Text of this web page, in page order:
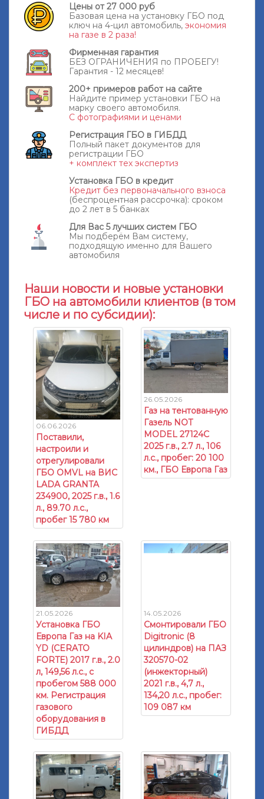
Цены от 27 000 руб
Базовая цена на установку ГБО под
ключ на 4-цил автомобиль, экономия
на газе в 2 раза!
Фирменная гарантия
БЕЗ ОГРАНИЧЕНИЯ по ПРОБЕГУ!
Гарантия - 12 месяцев!
200+ примеров работ на сайте
Найдите пример установки ГБО на
марку своего автомобиля.
С фотографиями и ценами
Регистрация ГБО в ГИБДД
Полный пакет документов для
регистрации ГБО
+ комплект тех экспертиз
Установка ГБО в кредит
Кредит без первоначального взноса
(беспроцентная рассрочка): сроком
до 2 лет в 5 банках
Для Вас 5 лучших систем ГБО
Мы подберём Вам систему,
подходящую именно для Вашего
автомобиля
Наши новости и новые установки
ГБО на автомобили клиентов (в том
числе и по субсидии):
06.06.2026
Поставили,
настроили и
отрегулировали
ГБО OMVL на ВИС
LADA GRANTA
234900, 2025 г.в., 1.6
л., 89.70 л.с.,
пробег 15 780 км
26.05.2026
Газ на тентованную
Газель NOT
MODEL 27124C
2025 г.в., 2.7 л., 106
л.с., пробег: 20 100
км., ГБО Европа Газ
21.05.2026
Установка ГБО
Европа Газ на KIA
YD (CERATO
FORTE) 2017 г.в., 2.0
л, 149,56 л.с., с
пробегом 588 000
км. Регистрация
газового
оборудования в
ГИБДД
14.05.2026
Смонтировали ГБО
Digitronic (8
цилиндров) на ПАЗ
320570-02
(инжекторный)
2021 г.в., 4,7 л.,
134,20 л.с., пробег:
109 087 км